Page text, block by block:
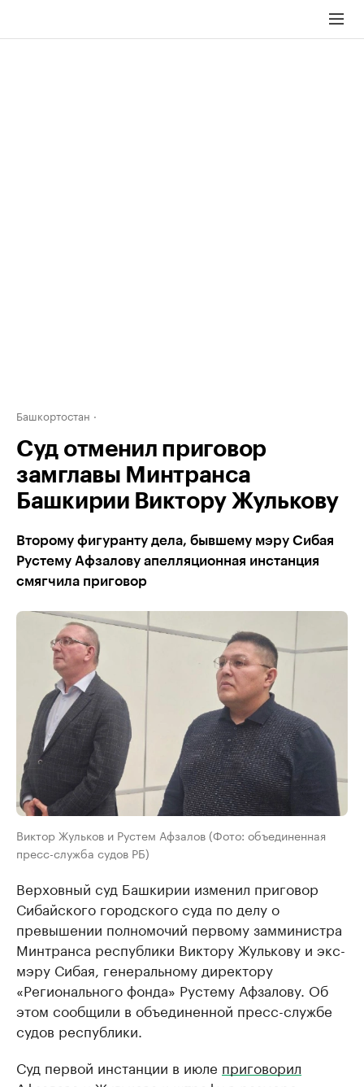
Башкортостан
Суд отменил приговор
замглавы Минтранса
Башкирии Виктору Жулькову
Второму фигуранту дела, бывшему мэру Сибая
Рустему Афзалову апелляционная инстанция
смягчила приговор
Виктор Жульков и Рустем Афзалов (Фото: объединенная
пресс-служба судов РБ)
Верховный суд Башкирии изменил приговор
Сибайского городского суда по делу о
превышении полномочий первому замминистра
Минтранса республики Виктору Жулькову и экс-
мэру Сибая, генеральному директору
«Регионального фонда» Рустему Афзалову. Об
этом сообщили в объединенной пресс-службе
судов республики.
Суд первой инстанции в июле приговорил